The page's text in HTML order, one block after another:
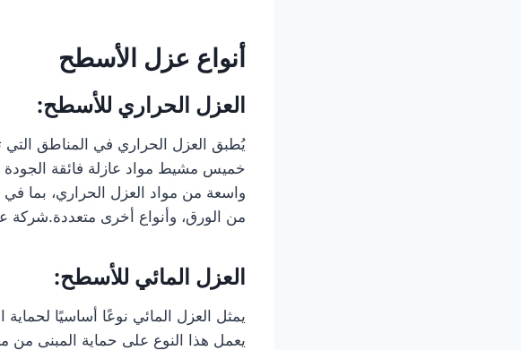
أنواع عزل الأسطح
العزل الحراري للأسطح:
يُطبق العزل الحراري في المناطق
خميس مشيط مواد عازلة فائقة الجودة
واسعة من مواد العزل الحراري، بما في
من الورق، وأنواع أخرى
العزل المائي للأسطح:
يمثل العزل المائي نوعًا أساسيًا
يعمل هذا النوع على حماية المبنى من